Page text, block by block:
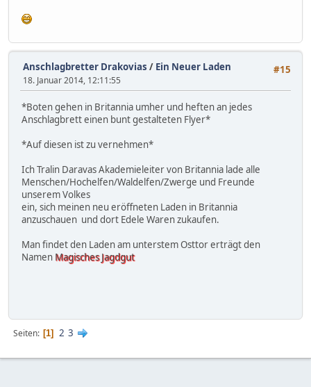
#15
Anschlagbretter Drakovias / Ein Neuer Laden
18. Januar 2014, 12:11:55
*Boten gehen in Britannia umher und heften an jedes
Anschlagbrett einen bunt gestalteten Flyer*
*Auf diesen ist zu vernehmen*
Ich Tralin Daravas Akademieleiter von Britannia lade alle
Menschen/Hochelfen/Waldelfen/Zwerge und Freunde
unserem Volkes
ein, sich meinen neu eröffneten Laden in Britannia
anzuschauen und dort Edele Waren zukaufen.
Man findet den Laden am unterstem Osttor erträgt den
Namen Magisches Jagdgut
Seiten 1 2 3